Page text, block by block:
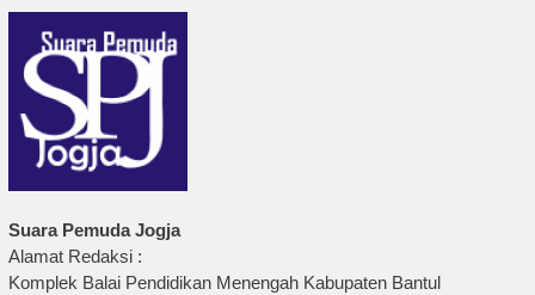
Suara Pemuda Jogja
Alamat Redaksi :
Komplek Balai Pendidikan Menengah Kabupaten Bantul